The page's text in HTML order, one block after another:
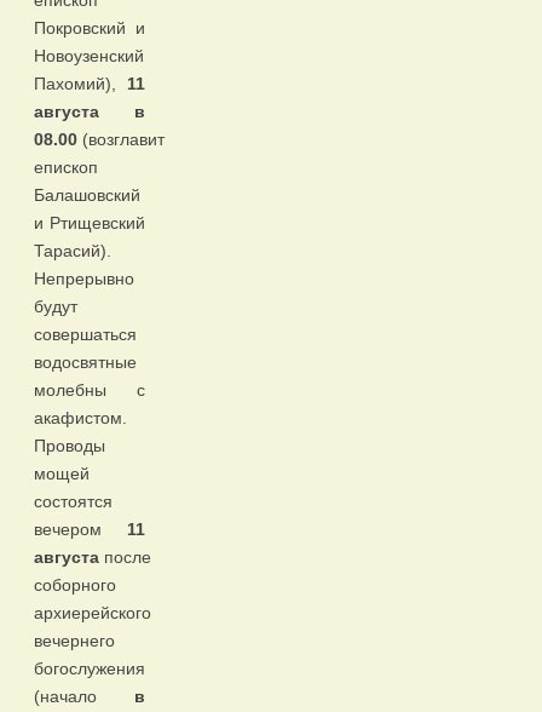
Покровский и
Новоузенский
Пахомий), 11
августа в
08.00 (возглавит
епископ
Балашовский
и Ртищевский
Тарасий).
Непрерывно
будут
совершаться
водосвятные
молебны с
акафистом.
Проводы
мощей
состоятся
вечером 11
августа после
соборного
архиерейского
вечернего
богослужения
(начало в